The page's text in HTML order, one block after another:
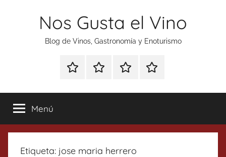
Nos Gusta el Vino
Blog de Vinos, Gastronomía y Enoturismo
Especial
Tonics
Enoturismo
Gastronomía
RankingContacto
Menú
Etiqueta: jose maria herrero